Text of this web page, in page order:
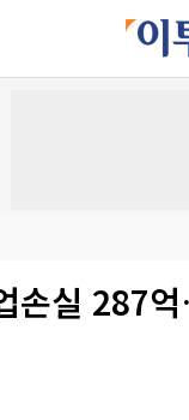
손실 287